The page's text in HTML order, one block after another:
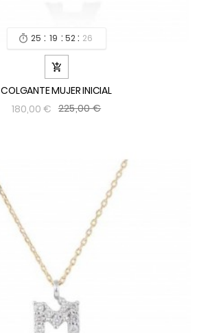
 25 : 19 : 52 : 24

COLGANTE MUJER INICIAL
180,00 € 225,00 €